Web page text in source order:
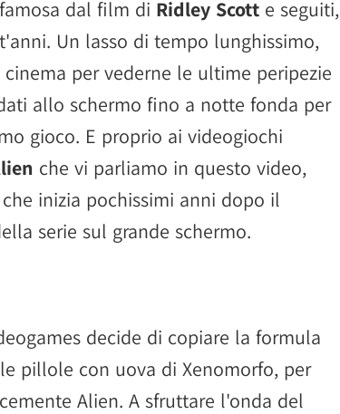
dal film di Ridley Scott e seguiti,
Un lasso di tempo lunghissimo,
per vederne le ultime peripezie
allo schermo fino a notte fonda per
gioco. E proprio ai videogiochi
che vi parliamo in questo video,
inizia pochissimi anni dopo il
serie sul grande schermo.
decide di copiare la formula
pillole con uova di Xenomorfo, per
Alien. A sfruttare l'onda del